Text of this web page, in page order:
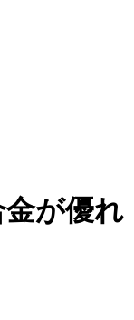
が優れ